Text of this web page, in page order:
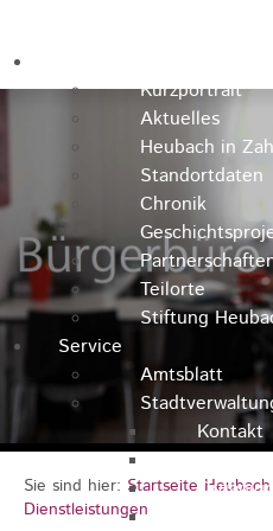
Kurzportrait
Aktuelles
Heubach in
Standortdaten
Chronik
Teilorte
Stiftung
Service
Amtsblatt
Kontakt
Sie sind hier: Startseite Heubach
Dienstleistungen